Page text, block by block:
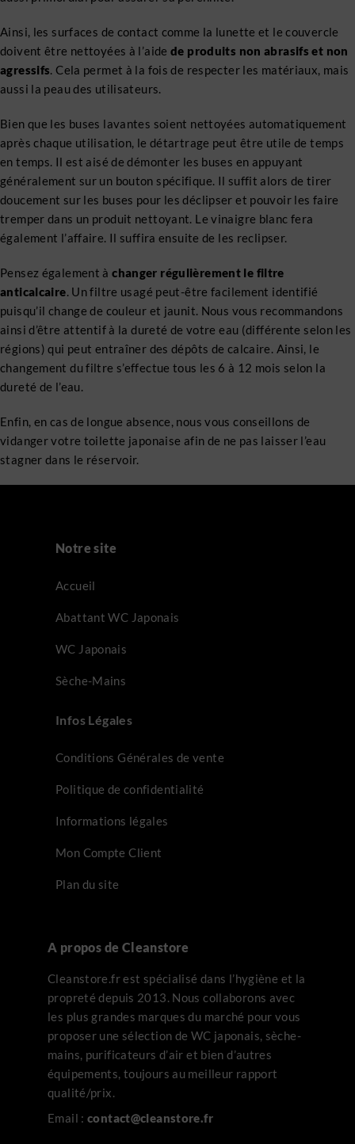
Ainsi, les surfaces de contact comme la lunette et le couvercle
doivent être nettoyées à l’aide de produits non abrasifs et non
agressifs. Cela permet à la fois de respecter les matériaux, mais
aussi la peau des utilisateurs.
Bien que les buses lavantes soient nettoyées automatiquement
après chaque utilisation, le détartrage peut être utile de temps
en temps. Il est aisé de démonter les buses en appuyant
généralement sur un bouton spécifique. Il suffit alors de tirer
doucement sur les buses pour les déclipser et pouvoir les faire
tremper dans un produit nettoyant. Le vinaigre blanc fera
également l’affaire. Il suffira ensuite de les reclipser.
Pensez également àchanger régulièrement le filtre
anticalcaire. Un filtre usagé peut-être facilement identifié
puisqu’il change de couleur et jaunit. Nous vous recommandons
ainsi d’être attentif à la dureté de votre eau (différente selon les
régions) qui peut entraîner des dépôts de calcaire. Ainsi, le
changement du filtre s’effectue tous les 6 à 12 mois selon la
dureté de l’eau.
Enfin, en cas de longue absence, nous vous conseillons de
vidanger votre toilette japonaise afin de ne pas laisser l’eau
stagner dans le réservoir.
Notre site
Accueil
Abattant WC Japonais
WC Japonais
Sèche-Mains
Infos Légales
Conditions Générales de vente
Politique de confidentialité
Informations légales
Mon Compte Client
Plan du site
A propos de Cleanstore
Cleanstore.fr est spécialisé dans l’hygiène et la
propreté depuis 2013. Nous collaborons avec
les plus grandes marques du marché pour vous
proposer une sélection de WC japonais, sèche-
mains, purificateurs d’air et bien d’autres
équipements, toujours au meilleur rapport
qualité/prix.
Email : contact@cleanstore.fr